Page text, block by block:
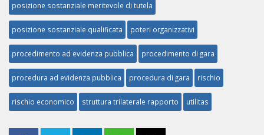
posizione sostanziale meritevole di tutela
posizione sostanziale qualificata poteri organizzativi
procedimento ad evidenza pubblica procedimento di gara
procedura ad evidenza pubblica procedura di gara rischio
rischio economico struttura trilaterale rapporto utilitas